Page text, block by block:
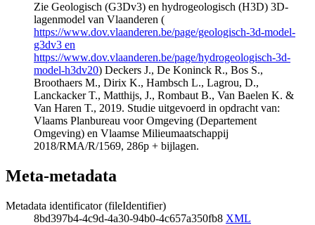
Zie Geologisch (G3Dv3) en hydrogeologisch (H3D) 3D-
lagenmodel van Vlaanderen (
https://www.dov.vlaanderen.be/page/geologisch-3d-model-
g3dv3 en
https://www.dov.vlaanderen.be/page/hydrogeologisch-3d-
model-h3dv20) Deckers J., De Koninck R., Bos S.,
Broothaers M., Dirix K., Hambsch L., Lagrou, D.,
Lanckacker T., Matthijs, J., Rombaut B., Van Baelen K. &
Van Haren T., 2019. Studie uitgevoerd in opdracht van:
Vlaams Planbureau voor Omgeving (Departement
Omgeving) en Vlaamse Milieumaatschappij
2018/RMA/R/1569, 286p + bijlagen.
Meta-metadata
Metadata identificator (fileIdentifier)
8bd397b4-4c9d-4a30-94b0-4c657a350fb8 XML